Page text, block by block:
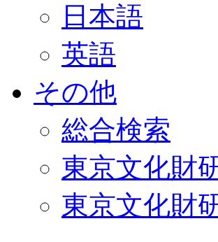
日本語
英語
その他
総合検索
東京文化財
東京文化財